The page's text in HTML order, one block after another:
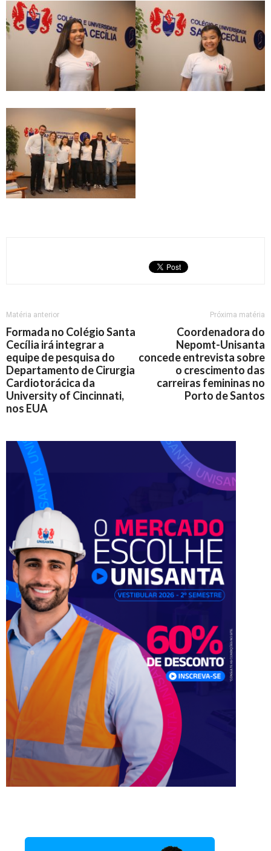
Matéria anterior
Formada no Colégio Santa
Cecília irá integrar a
equipe de pesquisa do
Departamento de Cirurgia
Cardiotorácica da
University of Cincinnati,
nos EUA
Próxima matéria
Coordenadora do
Nepomt-Unisanta
concede entrevista sobre
o crescimento das
carreiras femininas no
Porto de Santos